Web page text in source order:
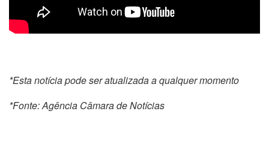
*Esta notícia pode ser atualizada a qualquer momento
*Fonte: Agência Câmara de Notícias